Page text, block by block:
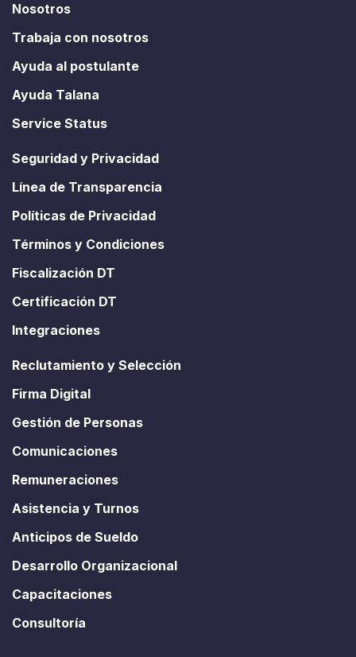
Nosotros
Trabaja con nosotros
Ayuda al postulante
Ayuda Talana
Service Status
Seguridad y Privacidad
Línea de Transparencia
Políticas de Privacidad
Términos y Condiciones
Fiscalización DT
Certificación DT
Integraciones
Reclutamiento y Selección
Firma Digital
Gestión de Personas
Comunicaciones
Remuneraciones
Asistencia y Turnos
Anticipos de Sueldo
Desarrollo Organizacional
Capacitaciones
Consultoría